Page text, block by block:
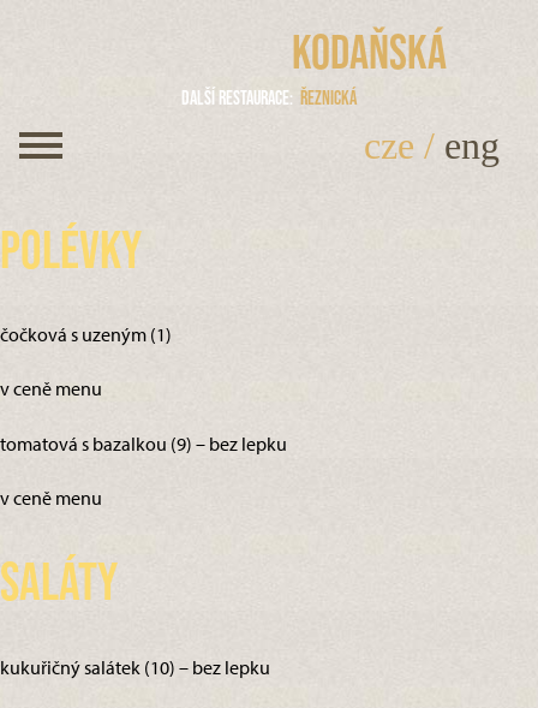
Kodaňská
Další restaurace Řeznická
cze / eng
Polévky
čočková s uzeným (1)
v ceně menu
tomatová s bazalkou (9) – bez lepku
v ceně menu
Saláty
kukuřičný salátek (10) – bez lepku